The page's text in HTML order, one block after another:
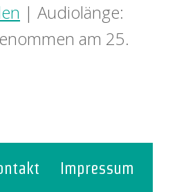
| Audiolänge:
am 25.
Impressum